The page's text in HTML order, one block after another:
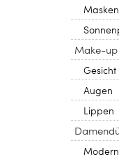
Masken
Make-up
Gesicht
Augen
Lippen